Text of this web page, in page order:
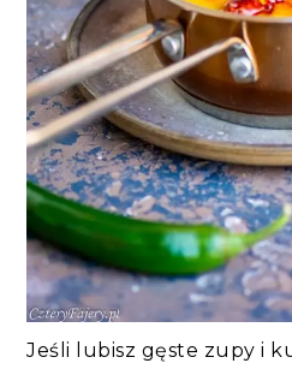
Jeśli lubisz gęste zupy i